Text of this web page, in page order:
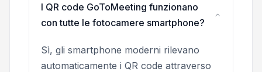
I QR code GoToMeeting funzionano
con tutte le fotocamere smartphone?
Sì, gli smartphone moderni rilevano
automaticamente i QR code attraverso